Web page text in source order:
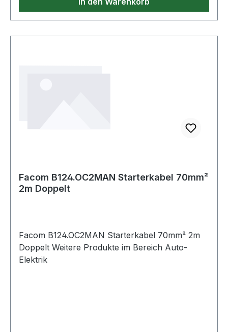
Facom B124.OC2MAN Starterkabel 70mm²
2m Doppelt
Facom B124.OC2MAN Starterkabel 70mm² 2m
Doppelt Weitere Produkte im Bereich Auto-
Elektrik